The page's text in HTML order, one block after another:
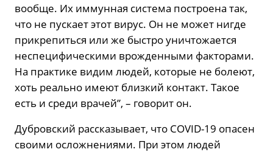
вообще. Их иммунная система построена так,
что не пускает этот вирус. Он не может нигде
прикрепиться или же быстро уничтожается
неспецифическими врожденными факторами.
На практике видим людей, которые не болеют,
хоть реально имеют близкий контакт. Такое
есть и среди врачей”, – говорит он.
Дубровский рассказывает, что COVID-19 опасен
своими осложнениями. При этом людей